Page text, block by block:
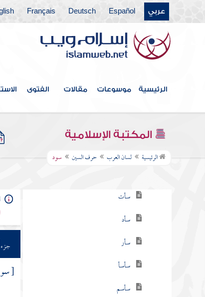
عربي Español
Deutsch
Français
الرئيسية موسوعات مقالات الفتوى
المكتبة الإسلامية
الرئيسية لسان العرب حرف السين سود
حرف الحاء
حرف الخاء
حرف الدال
حرف الذال
حرف الراء
حرف الزاي
حرف السين
سأت
سأد
سأر
سأسأ
سأسم
جزء
[